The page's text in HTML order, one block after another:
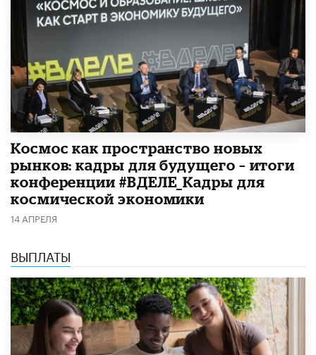
Космос как пространство новых
рынков: кадры для будущего – итоги
конференции #ВДЕЛЕ_Кадры для
космической экономики
14 АПРЕЛЯ
ВЫПЛАТЫ